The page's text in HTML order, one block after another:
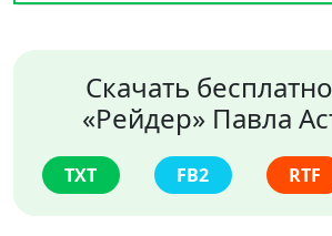
Скачать
«Рейдер» Павла
TXT FB2 RTF